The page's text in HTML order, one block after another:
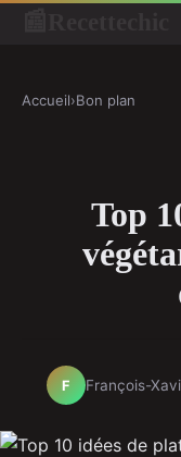
Accueil›Bon plan
Top
F François-